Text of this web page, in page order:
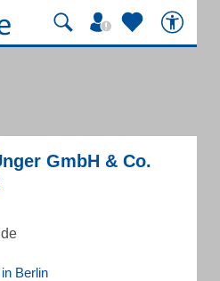
GmbH & Co.
Berlin